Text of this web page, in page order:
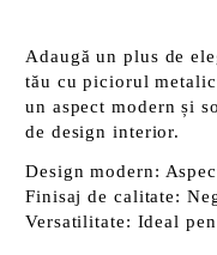
Adaugă un plus de
tău cu piciorul
un aspect modern și
de design interior.
Design modern:
Finisaj de calitate:
Versatilitate: Ideal